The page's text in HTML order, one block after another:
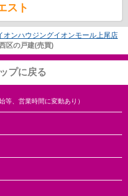
スト
オンハウジングイオンモール上尾店
区の戸建(売買)
プに戻る
等、営業時間に変動あり）